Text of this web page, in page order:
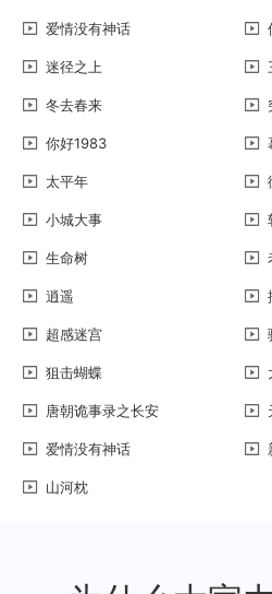
爱情没有神话
迷径之上
冬去春来
你好1983
太平年
小城大事
生命树
逍遥
超感迷宫
狙击蝴蝶
唐朝诡事录之长安
爱情没有神话
山河枕